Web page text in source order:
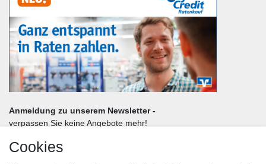
Anmeldung zu unserem Newsletter -
verpassen Sie keine Angebote mehr!
Cookies